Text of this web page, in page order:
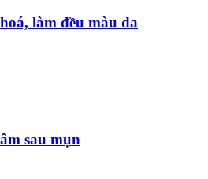
làm đều màu da
sau mụn